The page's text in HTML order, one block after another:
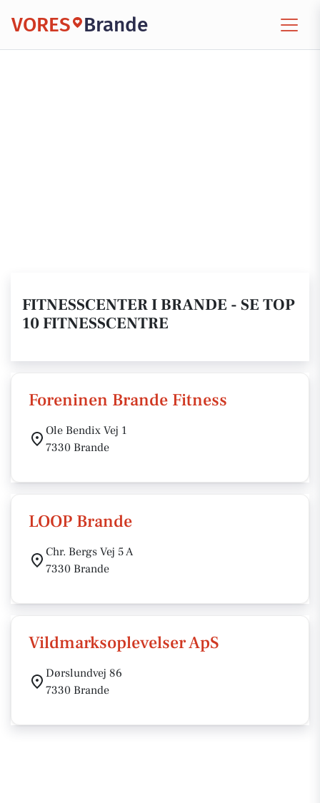
VORES Brande
FITNESSCENTER I BRANDE - SE TOP
10 FITNESSCENTRE
Foreninen Brande Fitness
Ole Bendix Vej 1
7330 Brande
LOOP Brande
Chr. Bergs Vej 5 A
7330 Brande
Vildmarksoplevelser ApS
Dørslundvej 86
7330 Brande